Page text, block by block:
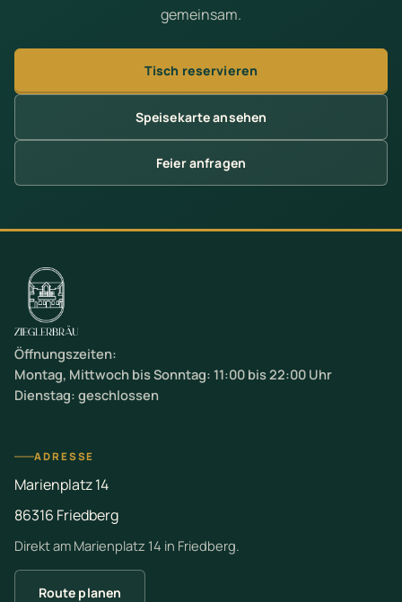
gemeinsam.
Tisch reservieren
Speisekarte ansehen
Feier anfragen
Öffnungszeiten:
Montag, Mittwoch bis Sonntag: 11:00 bis 22:00 Uhr
Dienstag: geschlossen
ADRESSE
Marienplatz 14
86316 Friedberg
Direkt am Marienplatz 14 in Friedberg.
Route planen